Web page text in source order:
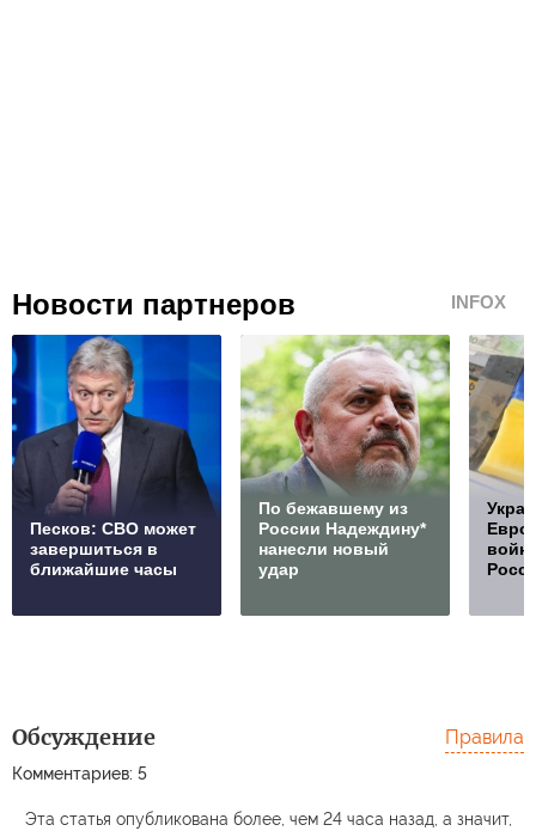
Новости партнеров INFOX
Песков: СВО может
завершиться в
ближайшие часы
По бежавшему из
России Надеждину*
нанесли новый
удар
Обсуждение
Комментариев: 5
Правила
Эта статья опубликована более, чем 24 часа назад, а значит,